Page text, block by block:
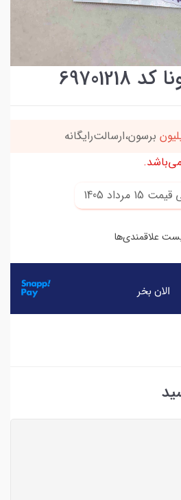
برسون،ارسالت‌رایگانه
قیمت 15 مرداد 1405